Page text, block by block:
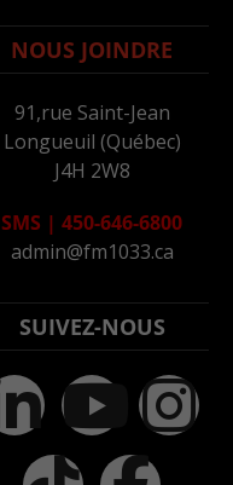
NOUS JOINDRE
91,rue Saint-Jean
Longueuil (Québec)
J4H 2W8
SMS | 450-646-6800
admin@fm1033.ca
SUIVEZ-NOUS